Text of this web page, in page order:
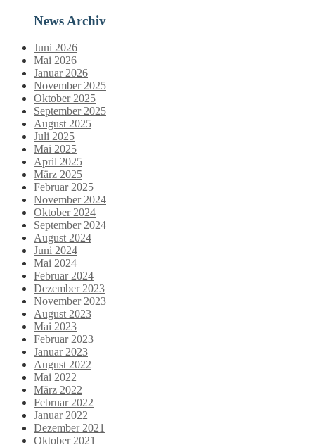
News Archiv
Juni 2026
Mai 2026
Januar 2026
November 2025
Oktober 2025
September 2025
August 2025
Juli 2025
Mai 2025
April 2025
März 2025
Februar 2025
November 2024
Oktober 2024
September 2024
August 2024
Juni 2024
Mai 2024
Februar 2024
Dezember 2023
November 2023
August 2023
Mai 2023
Februar 2023
Januar 2023
August 2022
Mai 2022
März 2022
Februar 2022
Januar 2022
Dezember 2021
Oktober 2021